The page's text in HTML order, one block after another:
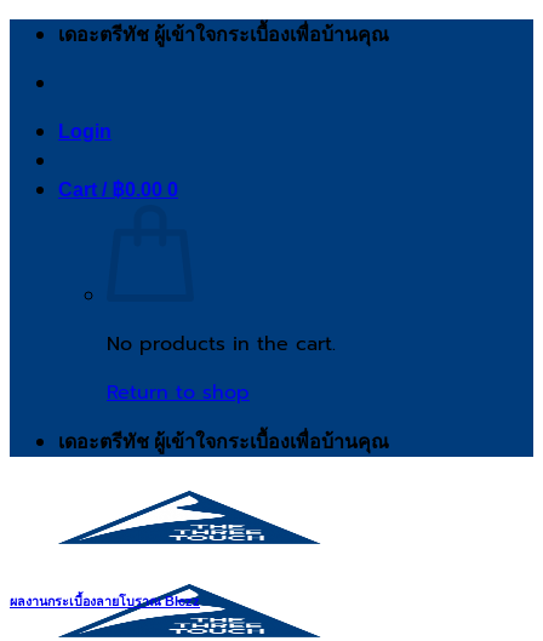
Skip
content
เดอะตรีทัช ผู้เข้าใจกระเบื้องเพื่อบ้านคุณ
Login
Cart / ฿0.00 0
No products in the cart.
Return to shop
เดอะตรีทัช ผู้เข้าใจกระเบื้องเพื่อบ้านคุณ
ผลงานกระเบื้องลายโบราณ Blezz